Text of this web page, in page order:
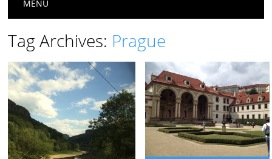
MENU
Tag Archives: Prague